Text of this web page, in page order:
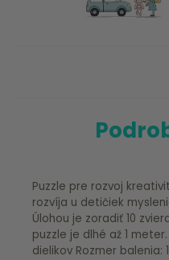
Puzzle pre rozvoj
rozvíja u detičiek
Úlohou je zoradiť 10
puzzle je dlhé až 1 meter. Pre deti od 3 rokov 10
dielikov Rozmer balenia: